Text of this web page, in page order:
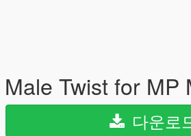
Male Twist for MP
다운로